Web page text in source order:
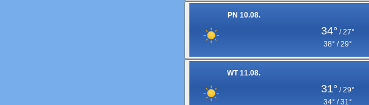
PN 10.08.
34° / 27°
38° / 29°
WT 11.08.
31° / 29°
34° / 31°